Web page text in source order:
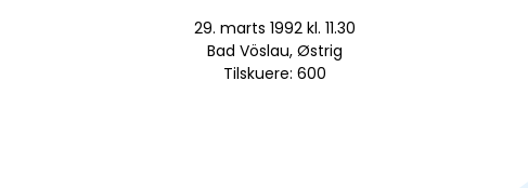
29. marts 1992 kl. 11.30
Bad Vöslau, Østrig
Tilskuere: 600